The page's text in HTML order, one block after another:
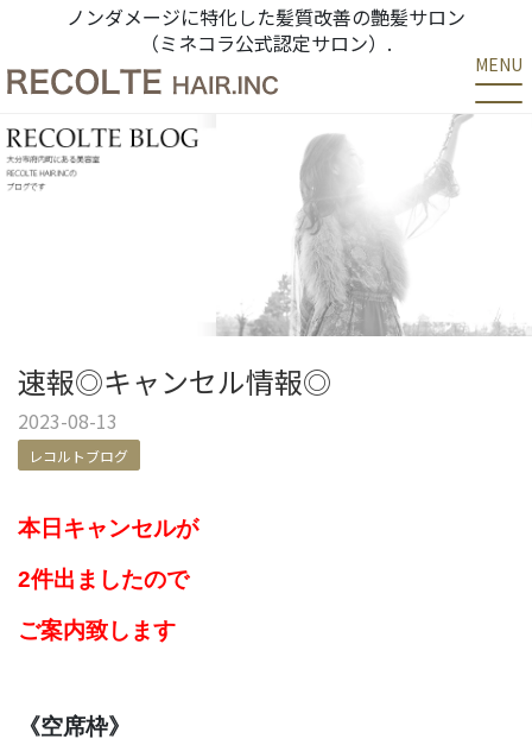
ノンダメージに特化した髪質改善の艶髪サロン
（ミネコラ公式認定サロン）.
MENU
速報◎キャンセル情報◎
2023-08-13
レコルトブログ
本日キャンセルが
2件出ましたので
ご案内致します
《空席枠》